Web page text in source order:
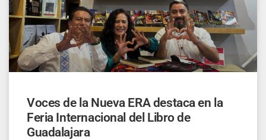
Voces de la Nueva ERA destaca en la
Feria Internacional del Libro de
Guadalajara